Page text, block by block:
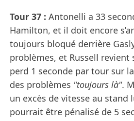
Tour 37 : Antonelli a 33
Hamilton, et il doit encore
toujours bloqué derrière
problèmes, et Russell revient
perd 1 seconde par tour sur
des problèmes "toujours là".
un excès de vitesse au stand
pourrait être pénalisé de 5